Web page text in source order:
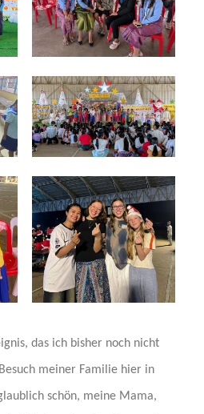
das ich bisher noch nicht
meiner Familie hier in
schön, meine Mama,